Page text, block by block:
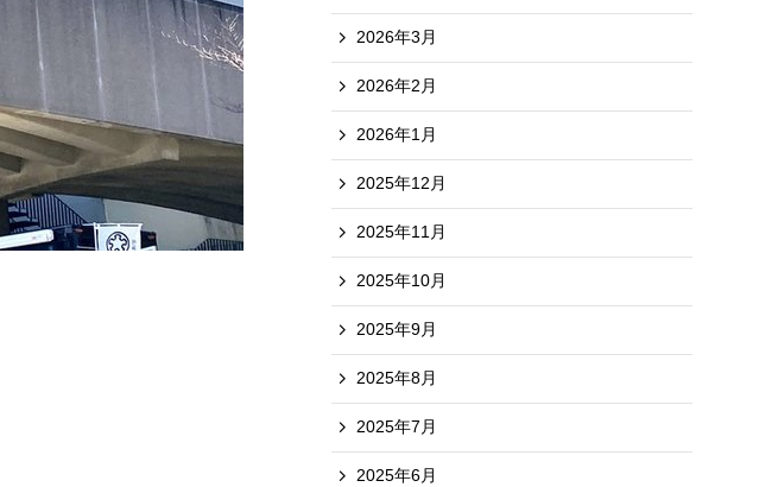
2026年3月
2026年2月
2026年1月
2025年12月
2025年11月
2025年10月
2025年9月
2025年8月
2025年7月
2025年6月